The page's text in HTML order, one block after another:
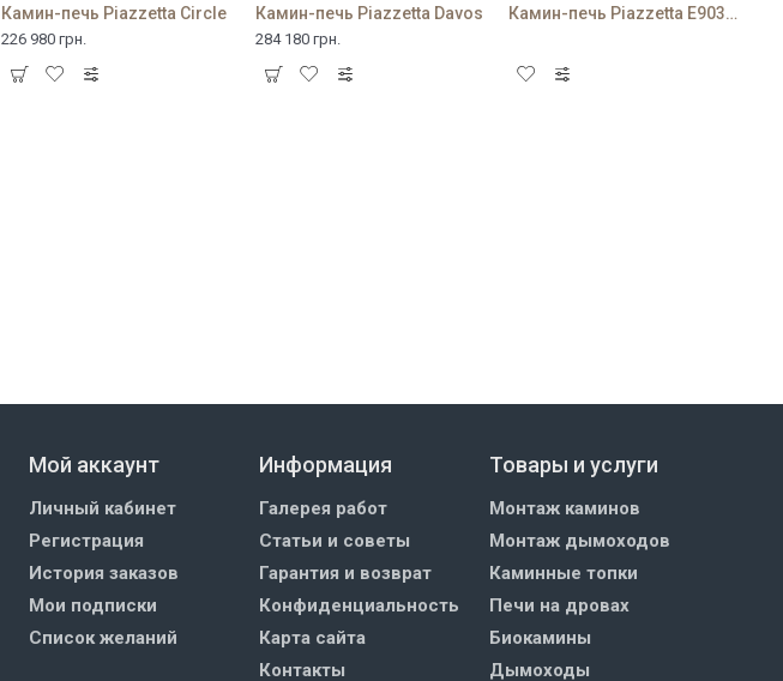
Камин-печь Piazzetta Circle
226 980 грн.
Камин-печь Piazzetta Davos
284 180 грн.
Камин-печь Piazzetta E903 K
Мой аккаунт
Личный кабинет
Регистрация
История заказов
Мои подписки
Список желаний
Информация
Галерея работ
Статьи и советы
Гарантия и возврат
Конфиденциальность
Карта сайта
Контакты
Товары и услуги
Монтаж каминов
Монтаж дымоходов
Каминные топки
Печи на дровах
Биокамины
Дымоходы